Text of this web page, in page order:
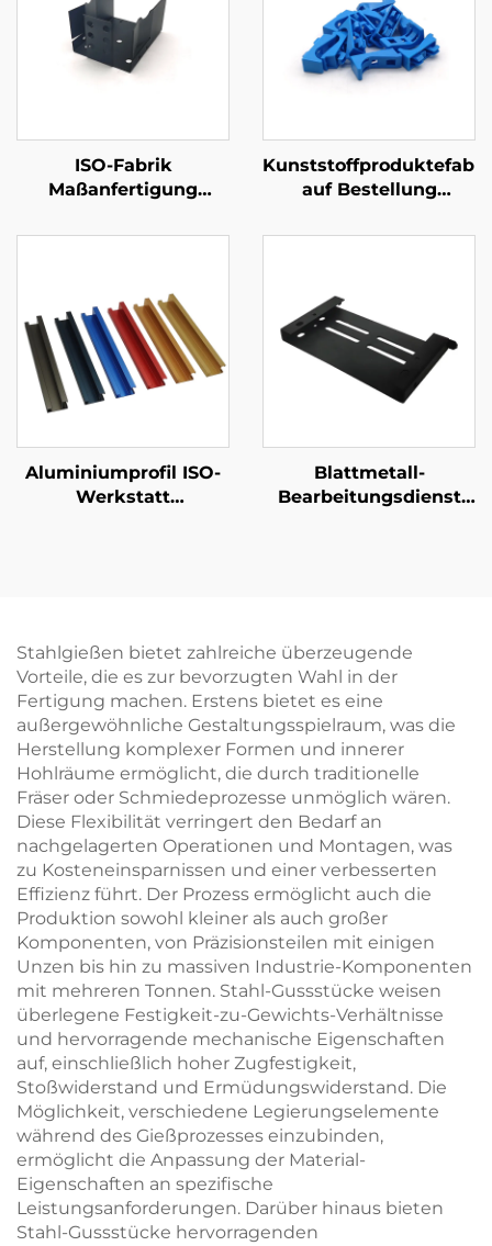
ISO-Fabrik
Maßanfertigung
Blechmetall-Stanzteile
auf Bestellung
Spritzgießteile aus
Aluminiumprofil ISO-
Werkstatt
Blattmetall-
Bearbeitungsdienst
Stahlgießen bietet zahlreiche überzeugende
Vorteile, die es zur bevorzugten Wahl in der
Fertigung machen. Erstens bietet es eine
außergewöhnliche Gestaltungsspielraum, was die
Herstellung komplexer Formen und innerer
Hohlräume ermöglicht, die durch traditionelle
Fräser oder Schmiedeprozesse unmöglich wären.
Diese Flexibilität verringert den Bedarf an
nachgelagerten Operationen und Montagen, was
zu Kosteneinsparnissen und einer verbesserten
Effizienz führt. Der Prozess ermöglicht auch die
Produktion sowohl kleiner als auch großer
Komponenten, von Präzisionsteilen mit einigen
Unzen bis hin zu massiven Industrie-Komponenten
mit mehreren Tonnen. Stahl-Gussstücke weisen
überlegene Festigkeit-zu-Gewichts-Verhältnisse
und hervorragende mechanische Eigenschaften
auf, einschließlich hoher Zugfestigkeit,
Stoßwiderstand und Ermüdungswiderstand. Die
Möglichkeit, verschiedene Legierungselemente
während des Gießprozesses einzubinden,
ermöglicht die Anpassung der Material-
Eigenschaften an spezifische
Leistungsanforderungen. Darüber hinaus bieten
Stahl-Gussstücke hervorragenden